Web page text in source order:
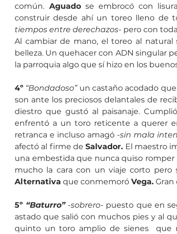
común. Aguado se embrocó con
construir desde ahí un toreo lleno de
tiempos entre derechazos- pero con
Al cambiar de mano, el toreo al
belleza. Un quehacer con ADN singular
la parroquia algo que sí hizo en los
4º “Bondadoso” un castaño acodado
son ante los preciosos delantales de
diestro que gustó al paisanaje.
enfrentó a un toro reticente a querer
retranca e incluso amagó -sin mala
afectó al firme de Salvador. El maestro
una embestida que nunca quiso romper
mucho la cara con un viaje corto
Alternativa que conmemoró Vega. Gran
5º “Baturro” -sobrero- puesto que en
astado que salió con muchos pies y al
quinto un toro amplio de sienes  que